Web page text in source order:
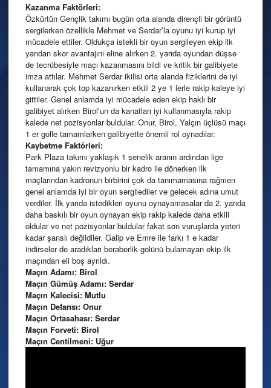
Kazanma Faktörleri:
Özkürtün Gençlik takımı bugün orta alanda dirençli bir görüntü
sergilerken özellikle Mehmet ve Serdar’la oyunu iyi kurup iyi
mücadele ettiler. Oldukça istekli bir oyun sergileyen ekip ilk
yarıdan skor avantajını eline alırken 2. yarıda oyundan düşse
de tecrübesiyle maçı kazanmasını bildi ve kritik bir galibiyete
imza attılar. Mehmet Serdar ikilisi orta alanda fiziklerini de iyi
kullanarak çok top kazanırken etkili 2 ye 1 lerle rakip kaleye iyi
gittiler. Genel anlamda iyi mücadele eden ekip haklı bir
galibiyet alırken Birol’un da kanatları iyi kullanmasıyla rakip
kalede net pozisyonlar buldular. Onur, Birol, Yalçın üçlüsü maçı
1 er golle tamamlarken galibiyette önemli rol oynadılar.
Kaybetme Faktörleri:
Park Plaza takımı yaklaşık 1 senelik aranın ardından lige
tamamına yakın revizyonlu bir kadro ile dönerken ilk
maçlarından kadronun birbirini çok da tanımamasına rağmen
genel anlamda iyi bir oyun sergilediler ve gelecek adına umut
verdiler. İlk yarıda istedikleri oyunu oynayamasalar da 2. yarıda
daha baskılı bir oyun oynayan ekip rakip kalede daha etkili
oldular ve net pozisyonlar buldular fakat son vuruşlarda yeteri
kadar şanslı değildiler. Galip ve Emre ile farkı 1 e kadar
indirseler de aradıkları beraberlik golünü bulamayan ekip ilk
maçından eli boş ayrıldı.
Maçın Adamı: Birol
Maçın Gümüş Adamı: Serdar
Maçın Kalecisi: Mutlu
Maçın Defansı: Onur
Maçın Ortasahası: Serdar
Maçın Forveti: Birol
Maçın Centilmeni: Uğur